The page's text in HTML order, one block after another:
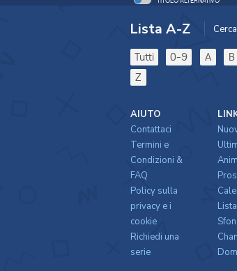
Lista A-Z
Tutti 0-9 A B
Z
AIUTO
Contattaci
Termini e
Condizioni &
FAQ
Policy sulla
privacy e i
cookie
Richiedi una
serie